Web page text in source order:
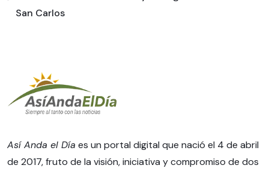
San Carlos
Así Anda el Día es un portal digital que nació el 4 de abril
de 2017, fruto de la visión, iniciativa y compromiso de dos